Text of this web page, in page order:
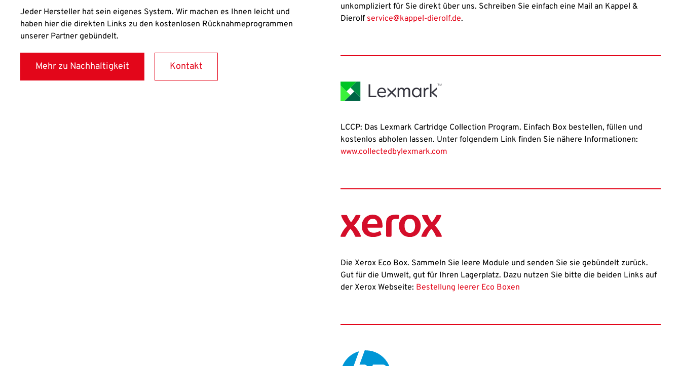
Jeder Hersteller hat sein eigenes System. Wir machen es Ihnen leicht und
haben hier die direkten Links zu den kostenlosen Rücknahmeprogrammen
unserer Partner gebündelt.
Mehr zu Nachhaltigkeit Kontakt
unkompliziert für Sie direkt über uns. Schreiben Sie einfach eine Mail an Kappel &
Dierolf service@kappel-dierolf.de.
LCCP: Das Lexmark Cartridge Collection Program. Einfach Box bestellen, füllen und
kostenlos abholen lassen. Unter folgendem Link finden Sie nähere Informationen:
www.collectedbylexmark.com
Die Xerox Eco Box. Sammeln Sie leere Module und senden Sie sie gebündelt zurück.
Gut für die Umwelt, gut für Ihren Lagerplatz. Dazu nutzen Sie bitte die beiden Links auf
der Xerox Webseite: Bestellung leerer Eco Boxen